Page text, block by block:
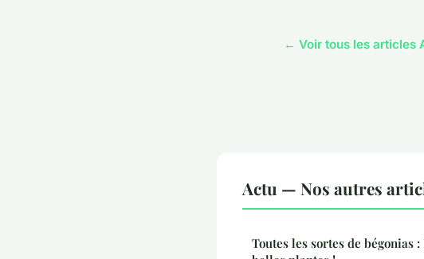
← Voir tous les articles
Actu — Nos autres
Toutes les sortes de bégonias